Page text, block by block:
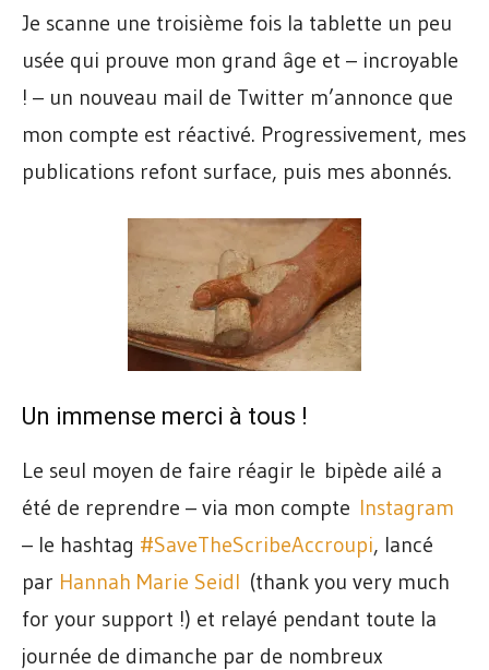
Je scanne une troisième fois la tablette un peu
usée qui prouve mon grand âge et – incroyable
! – un nouveau mail de Twitter m’annonce que
mon compte est réactivé. Progressivement, mes
publications refont surface, puis mes abonnés.
Un immense merci à tous !
Le seul moyen de faire réagir le bipède ailé a
été de reprendre – via mon compte Instagram
– le hashtag #SaveTheScribeAccroupi, lancé
par Hannah Marie Seidl (thank you very much
for your support !) et relayé pendant toute la
journée de dimanche par de nombreux